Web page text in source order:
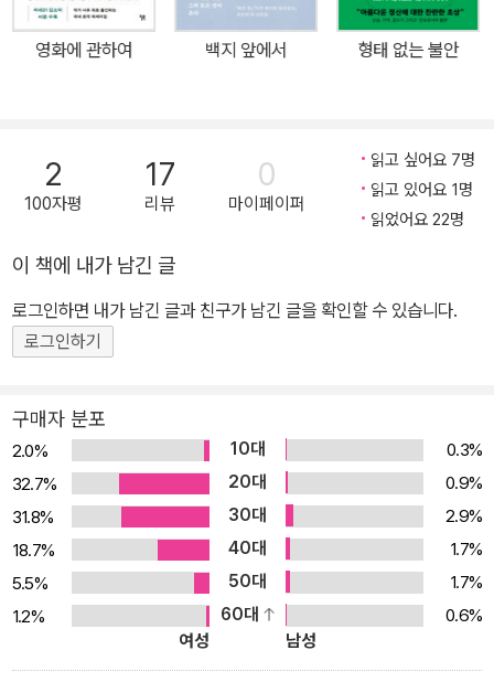
내놓았다. 이 에세이들에는 사비나에 대한 회고뿐 아니라 자신의 삶
에 큰 흔적을 남긴 친구들, 유년 시절의 소꿉친구 브리트니와 셜리, 일
시절을 공유하는 여자 친구들에게 바치는 사랑 고백이 가득 담겨 있
한 곳처럼 느껴졌다. 포치만큼 쉽게 다가갈 수 없고, 저 아래서 걷는
에 담긴 걱정으로부터 아주 높이 올라간 곳에, 나무우듬지에 앉은 까
마귀들처럼 앉아 있었다.”(30쪽) 이 책은 시대와 배경은 달라도 각자
가 간직하고 있는 유년의 추억 한 조각을 소환한다. 다른 한편, 십대
스 닌 등 저자가 작가적 감수성을 형성하는 데 영향을 미친 여성 예술
가들의 이야기를 소개하며 여성들이 서로를 위한 공간을 만드는 다양
한 방법을 제시한다. 릴리 댄시거는 데뷔작 『네거티브 스페이스(Neg
ative Space)』 출간 당시 “이 시대 최고의 회고록 중 하나” “모든
문장이 강렬하다”와 같은 작가들의 찬사와 함께 독자의 큰 사랑을 받
은 바 있다. 한국에도 소개된, 여성 작가 22인의 분노에 대한 에세이
집 『분노하라』를 통해 여성의 심리와 목소리의 새로운 전달자로서 인
정받은 릴리 댄시거. 자신의 경험을 섬세한 문장으로 직조한 결과인
영화에 관하여 백지 앞에서 형태 없는 불안
2
100자평
17
리뷰
0
마이페이퍼
읽고 싶어요 7명
읽고 있어요 1명
읽었어요 22명
이 책에 내가 남긴 글
로그인하면 내가 남긴 글과 친구가 남긴 글을 확인할 수 있습니다.
로그인하기
구매자 분포
2.0% 10대
0.3%
32.7%
20대
0.9%
31.8%
30대
2.9%
18.7%
40대
1.7%
5.5%
50대
1.7%
1.2%
60대
0.6%
여성
남성